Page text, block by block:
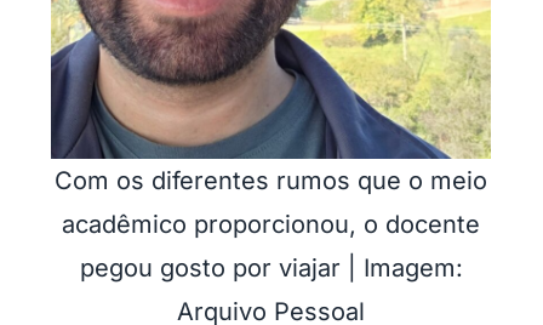
Com os diferentes rumos que o meio
acadêmico proporcionou, o docente
pegou gosto por viajar | Imagem:
Arquivo Pessoal